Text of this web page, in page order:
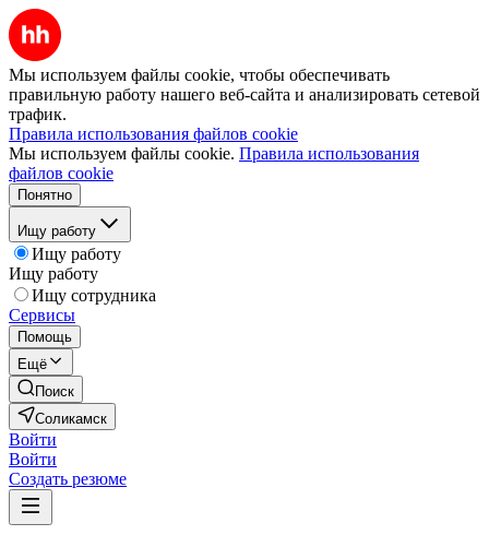
Мы используем файлы cookie, чтобы обеспечивать
правильную работу нашего веб-сайта и анализировать сетевой
трафик.
Правила использования файлов cookie
Мы используем файлы cookie. Правила использования
файлов cookie
Понятно
Ищу работу
Ищу работу
Ищу работу
Ищу сотрудника
Сервисы
Помощь
Ещё
Поиск
Соликамск
Войти
Войти
Создать резюме